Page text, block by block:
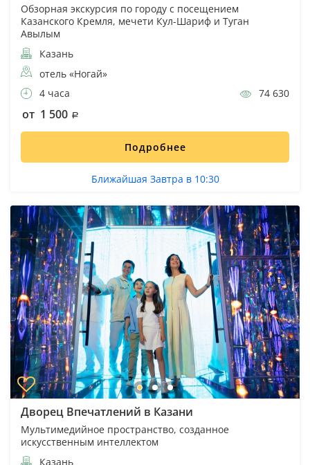
Обзорная экскурсия по городу с посещением
Казанского Кремля, мечети Кул-Шариф и Туган
Авылым
Казань
отель «Ногай»
4 часа
74 630
от 1 500
Подробнее
Ближайшая Завтра в 10:30
Дворец Впечатлений в Казани
Мультимедийное пространство, созданное
искусственным интеллектом
Казань